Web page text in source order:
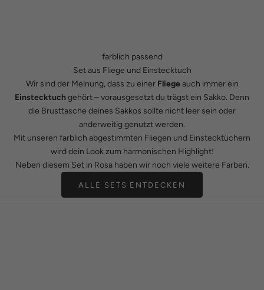
farblich passend
Set aus Fliege und Einstecktuch
Wir sind der Meinung, dass zu einer Fliegeauch immer ein
Einstecktuchgehört – vorausgesetzt du trägst ein Sakko. Denn
die Brusttasche deines Sakkos sollte nicht leer sein oder
anderweitig genutzt werden.
Mit unseren farblich abgestimmten Fliegen und Einstecktüchern
wird dein Look zum harmonischen Highlight!
Neben diesem Set in Rosa haben wir noch viele weitere Farben.
ALLE SETS ENTDECKEN